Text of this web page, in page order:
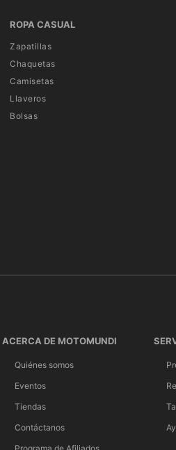
ROPA CASUAL
Zapatillas
Chaquetas
Camisetas
Llaveros
Bolsas
ACERCA DE MOTOMUNDI
Quiénes somos
Eventos
Tiendas
Contáctanos